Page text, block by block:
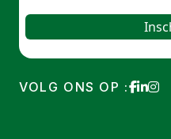
VOLG ONS OP :